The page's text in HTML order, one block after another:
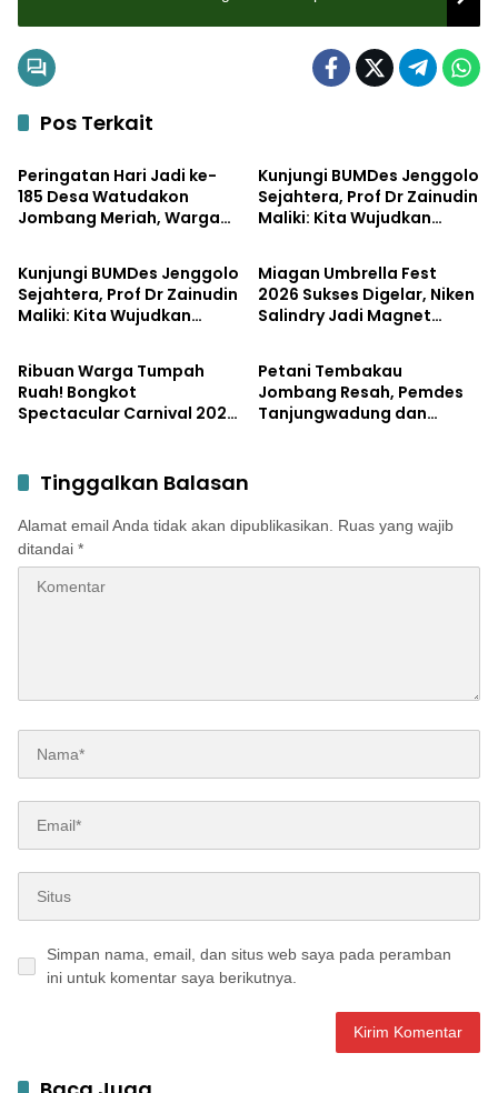
Pos Terkait
Pemerintahan
Peringatan Hari Jadi ke-
185 Desa Watudakon
Jombang Meriah, Warga
Karnaval Budaya
Kunjungi BUMDes Jenggolo
Sejahtera, Prof Dr Zainudin
Maliki: Kita Wujudkan
dengan Potensi Desa
Bisnis
Kunjungi BUMDes Jenggolo
Sejahtera, Prof Dr Zainudin
Maliki: Kita Wujudkan
dengan Potensi Desa
Pemerintahan
Miagan Umbrella Fest
2026 Sukses Digelar, Niken
Salindry Jadi Magnet
Pemerintahan
Ribuan Warga Tumpah
Ruah! Bongkot
Spectacular Carnival 2026
Pemerintahan
Petani Tembakau
Jombang Resah, Pemdes
Tanjungwadung dan
Tinggalkan Balasan
Alamat email Anda tidak akan dipublikasikan.
Ruas yang wajib
ditandai *
Simpan nama, email, dan situs web saya pada peramban
ini untuk komentar saya berikutnya.